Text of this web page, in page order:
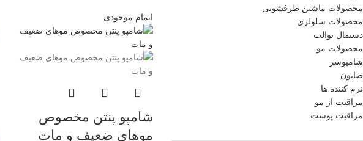
محصولات ماشین ظرفشویی
محصولات سلولزی
دستمال توالت
محصولات مو
شامپوسر
صابون
نرم کننده ها
مراقبت از مو
مراقبت پوست
اتمام موجودی
شامپو پنتن مخصوص
موهای ضعیف و مات